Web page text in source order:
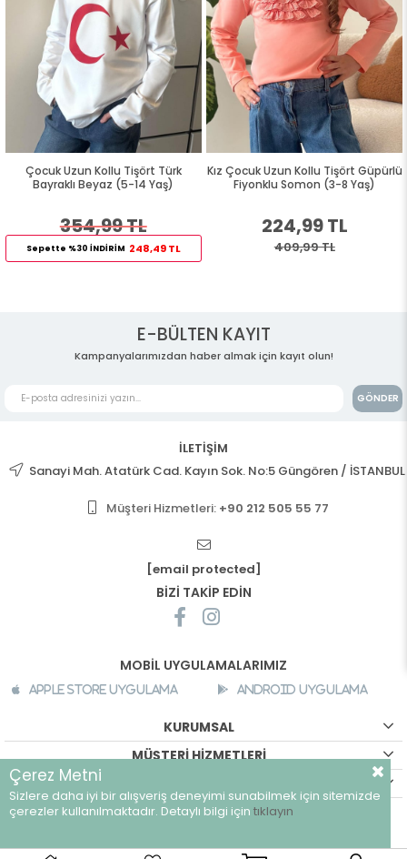
Çocuk Uzun Kollu Tişört Türk
Bayraklı Beyaz (5-14 Yaş)
354,99 TL
Sepette %30 İNDİRİM 248,49 TL
Kız Çocuk Uzun Kollu Tişört Güpürlü
Fiyonklu Somon (3-8 Yaş)
224,99 TL
409,99 TL
E-BÜLTEN KAYIT
Kampanyalarımızdan haber almak için kayıt olun!
GÖNDER
İLETİŞİM
Sanayi Mah. Atatürk Cad. Kayın Sok. No:5 Güngören / İSTANBUL
Müşteri Hizmetleri: +90 212 505 55 77
[email protected]
BİZİ TAKİP EDİN
MOBİL UYGULAMALARIMIZ
Apple Store Uygulama Android Uygulama
KURUMSAL
MÜŞTERİ HİZMETLERİ
©breeze.com.tr - Tüm hakları saklıdır.
Çerez Metni
Sizlere daha iyi bir alışveriş deneyimi sunabilmek için sitemizde
çerezler kullanılmaktadır. Detaylı bilgi için tıklayın